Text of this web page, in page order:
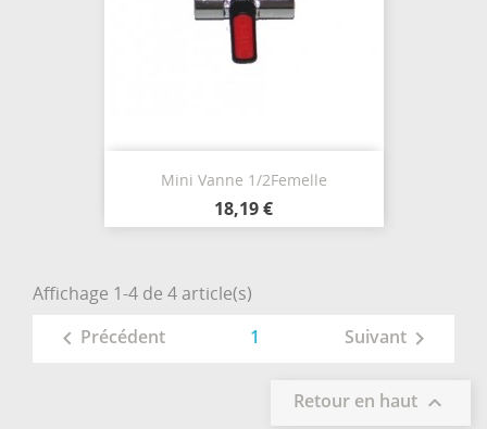
Mini Vanne 1/2Femelle
18,19 €
Affichage 1-4 de 4 article(s)
 Précédent 1 Suivant 
Retour en haut 